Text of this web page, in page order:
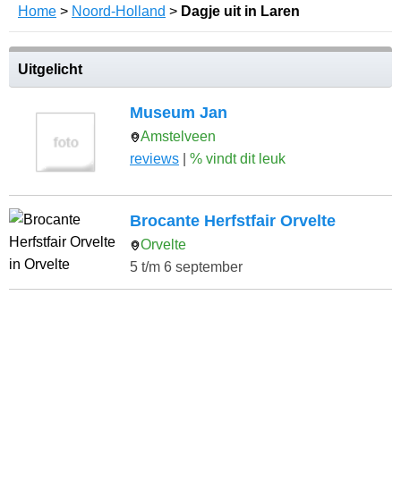
Home > Noord-Holland > Dagje uit in Laren
Uitgelicht
Museum Jan
Amstelveen
reviews
% vindt dit leuk
Brocante Herfstfair Orvelte
Orvelte
5 t/m 6 september